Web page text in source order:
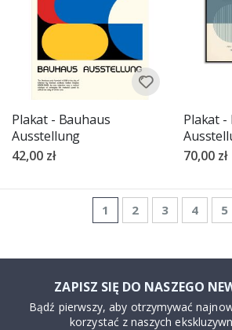
Plakat - Bauhaus
Ausstellung
42,00 zł
Plakat -
70,00 zł
Strona
Aktualnie czytasz
1 Strona
2 Strona
3 Strona
4 5
ZAPISZ SIĘ DO NASZEGO
Bądź pierwszy, aby otrzymywać
korzystać z naszych